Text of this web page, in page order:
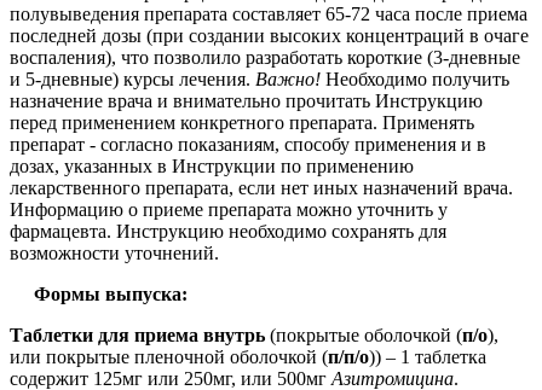
полувыведения препарата составляет 65-72 часа после приема
последней дозы (при создании высоких концентраций в очаге
воспаления), что позволило разработать короткие (3-дневные
и 5-дневные) курсы лечения. Важно! Необходимо получить
назначение врача и внимательно прочитать Инструкцию
перед применением конкретного препарата. Применять
препарат - согласно показаниям, способу применения и в
дозах, указанных в Инструкции по применению
лекарственного препарата, если нет иных назначений врача.
Информацию о приеме препарата можно уточнить у
фармацевта. Инструкцию необходимо сохранять для
возможности уточнений.
Формы выпуска:
Таблетки для приема внутрь (покрытые оболочкой (п/о),
или покрытые пленочной оболочкой (п/п/о)) – 1 таблетка
содержит 125мг или 250мг, или 500мг Азитромицина.